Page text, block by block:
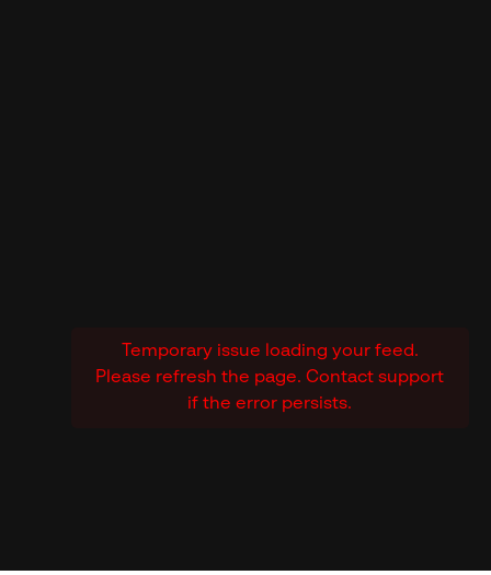
Temporary issue loading your feed.
Please refresh the page. Contact support
if the error persists.